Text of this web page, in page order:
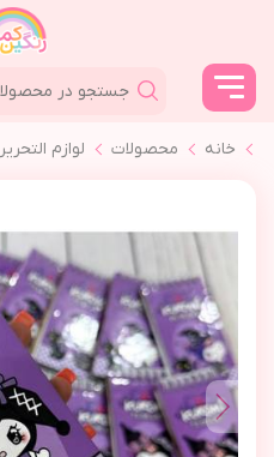
خانه محصولات لوازم التحرير